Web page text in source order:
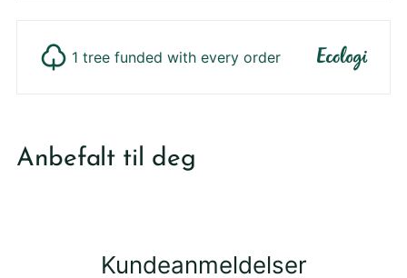
1 tree funded with every order
produktet
iAnbefalt til deg
Kundeanmeldelser